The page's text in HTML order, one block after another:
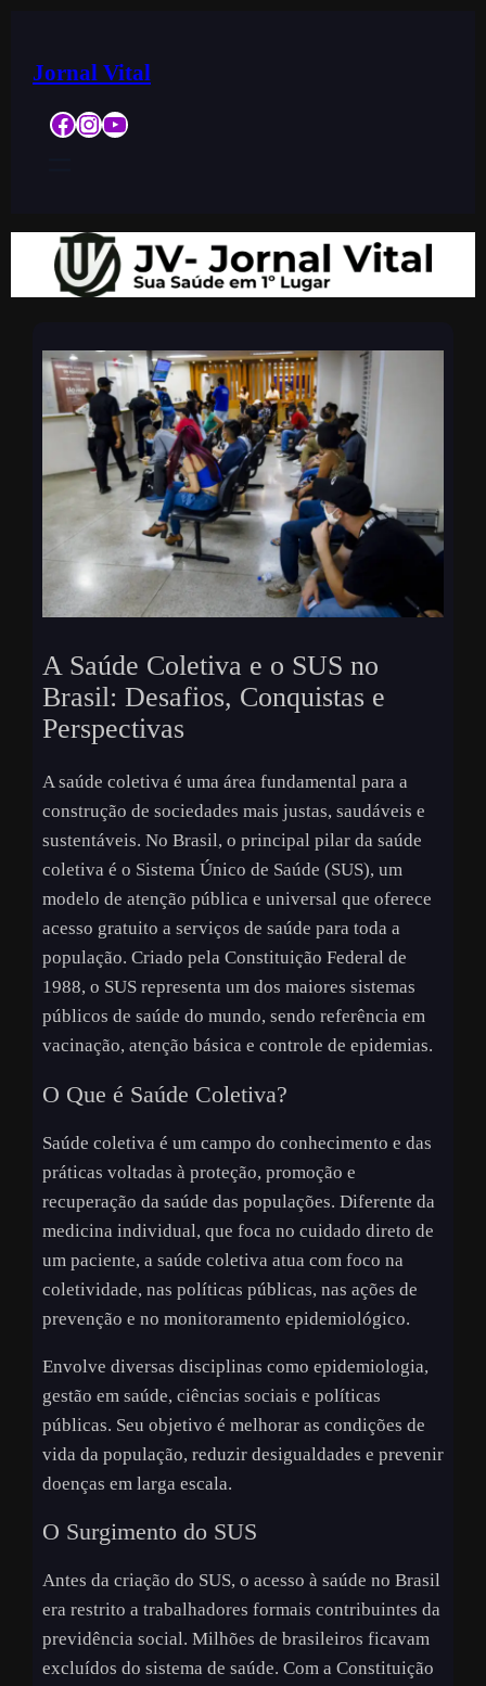
Jornal Vital
Facebook InstagramYouTube
A Saúde Coletiva e o SUS no
Brasil: Desafios, Conquistas e
Perspectivas
A saúde coletiva é uma área fundamental para a
construção de sociedades mais justas, saudáveis e
sustentáveis. No Brasil, o principal pilar da saúde
coletiva é o Sistema Único de Saúde (SUS), um
modelo de atenção pública e universal que oferece
acesso gratuito a serviços de saúde para toda a
população. Criado pela Constituição Federal de
1988, o SUS representa um dos maiores sistemas
públicos de saúde do mundo, sendo referência em
vacinação, atenção básica e controle de epidemias.
O Que é Saúde Coletiva?
Saúde coletiva é um campo do conhecimento e das
práticas voltadas à proteção, promoção e
recuperação da saúde das populações. Diferente da
medicina individual, que foca no cuidado direto de
um paciente, a saúde coletiva atua com foco na
coletividade, nas políticas públicas, nas ações de
prevenção e no monitoramento epidemiológico.
Envolve diversas disciplinas como epidemiologia,
gestão em saúde, ciências sociais e políticas
públicas. Seu objetivo é melhorar as condições de
vida da população, reduzir desigualdades e prevenir
doenças em larga escala.
O Surgimento do SUS
Antes da criação do SUS, o acesso à saúde no Brasil
era restrito a trabalhadores formais contribuintes da
previdência social. Milhões de brasileiros ficavam
excluídos do sistema de saúde. Com a Constituição